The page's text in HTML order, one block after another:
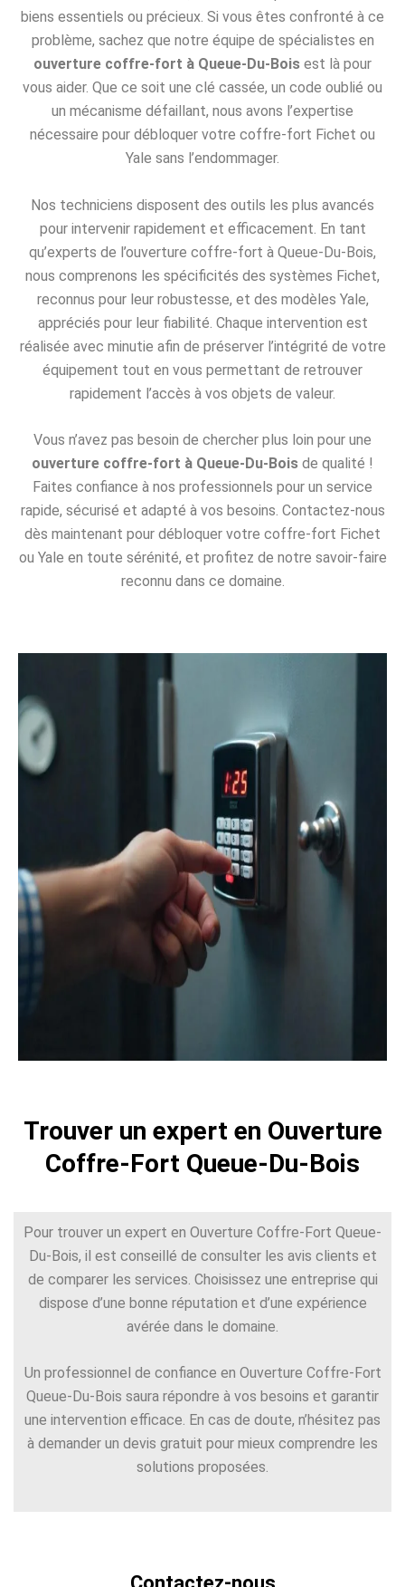
biens essentiels ou précieux. Si vous êtes confronté à ce
problème, sachez que notre équipe de spécialistes en
ouverture coffre-fort à Queue-Du-Bois est là pour
vous aider. Que ce soit une clé cassée, un code oublié ou
un mécanisme défaillant, nous avons l’expertise
nécessaire pour débloquer votre coffre-fort Fichet ou
Yale sans l’endommager.
Nos techniciens disposent des outils les plus avancés
pour intervenir rapidement et efficacement. En tant
qu’experts de l’ouverture coffre-fort à Queue-Du-Bois,
nous comprenons les spécificités des systèmes Fichet,
reconnus pour leur robustesse, et des modèles Yale,
appréciés pour leur fiabilité. Chaque intervention est
réalisée avec minutie afin de préserver l’intégrité de votre
équipement tout en vous permettant de retrouver
rapidement l’accès à vos objets de valeur.
Vous n’avez pas besoin de chercher plus loin pour une
ouverture coffre-fort à Queue-Du-Bois de qualité !
Faites confiance à nos professionnels pour un service
rapide, sécurisé et adapté à vos besoins. Contactez-nous
dès maintenant pour débloquer votre coffre-fort Fichet
ou Yale en toute sérénité, et profitez de notre savoir-faire
reconnu dans ce domaine.
Trouver un expert en Ouverture
Coffre-Fort Queue-Du-Bois
Pour trouver un expert en Ouverture Coffre-Fort Queue-
Du-Bois, il est conseillé de consulter les avis clients et
de comparer les services. Choisissez une entreprise qui
dispose d’une bonne réputation et d’une expérience
avérée dans le domaine.
Un professionnel de confiance en Ouverture Coffre-Fort
Queue-Du-Bois saura répondre à vos besoins et garantir
une intervention efficace. En cas de doute, n’hésitez pas
à demander un devis gratuit pour mieux comprendre les
solutions proposées.